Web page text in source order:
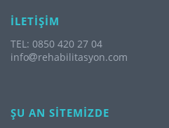
İLETİŞİM
TEL: 0850 420 27 04
info
rehabilitasyon.com
ŞU AN SİTEMİZDE